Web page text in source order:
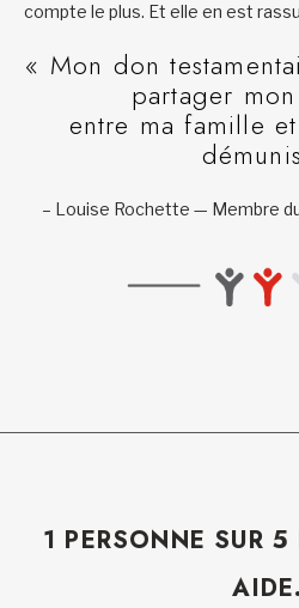
compte le plus. Et elle en est
« Mon don
partager
entre ma famille
– Louise Rochette — Membre
1 PERSONNE SUR
AIDE.